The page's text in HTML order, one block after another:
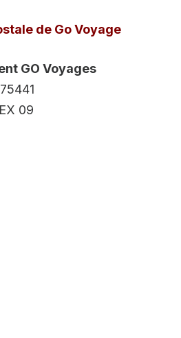
de Go Voyage
GO Voyages
09